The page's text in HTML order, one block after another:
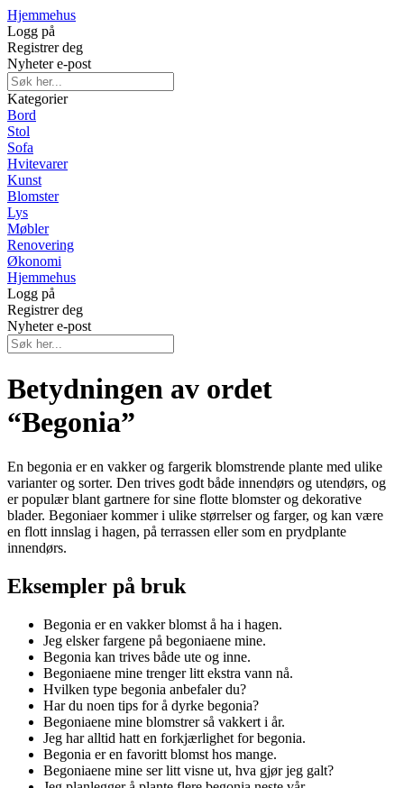
Hjemmehus
Logg på
Registrer deg
Nyheter e-post
Kategorier
Bord
Stol
Sofa
Hvitevarer
Kunst
Blomster
Lys
Møbler
Renovering
Økonomi
Hjemmehus
Logg på
Registrer deg
Nyheter e-post
Betydningen av ordet
“Begonia”
En begonia er en vakker og fargerik blomstrende plante med ulike
varianter og sorter. Den trives godt både innendørs og utendørs, og
er populær blant gartnere for sine flotte blomster og dekorative
blader. Begoniaer kommer i ulike størrelser og farger, og kan være
en flott innslag i hagen, på terrassen eller som en prydplante
innendørs.
Eksempler på bruk
Begonia er en vakker blomst å ha i hagen.
Jeg elsker fargene på begoniaene mine.
Begonia kan trives både ute og inne.
Begoniaene mine trenger litt ekstra vann nå.
Hvilken type begonia anbefaler du?
Har du noen tips for å dyrke begonia?
Begoniaene mine blomstrer så vakkert i år.
Jeg har alltid hatt en forkjærlighet for begonia.
Begonia er en favoritt blomst hos mange.
Begoniaene mine ser litt visne ut, hva gjør jeg galt?